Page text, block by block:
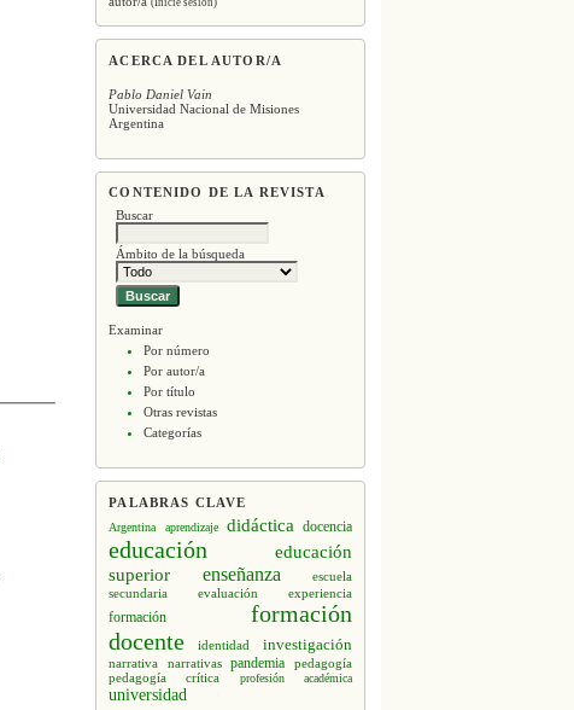
ACERCA DEL AUTOR/A
Pablo Daniel Vain
Universidad Nacional de Misiones
Argentina
CONTENIDO DE LA REVISTA
Buscar
Ámbito de la búsqueda
Examinar
Por número
Por autor/a
Por título
Otras revistas
Categorías
PALABRAS CLAVE
Argentina aprendizaje didáctica docencia
educación
educación
superior
enseñanza
escuela
secundaria
evaluación
experiencia
formación
formación
docente
identidad investigación
narrativa narrativas pandemia
pedagogía
pedagogía crítica
profesión académica
universidad